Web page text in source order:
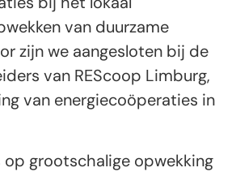
van duurzame
zijn we aangesloten bij de
van REScoop Limburg,
van energiecoöperaties in
op grootschalige opwekking